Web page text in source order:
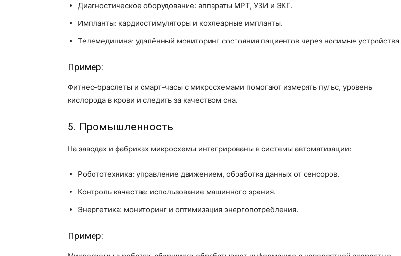
Диагностическое оборудование: аппараты МРТ, УЗИ и ЭКГ.
Импланты: кардиостимуляторы и кохлеарные импланты.
Телемедицина: удалённый мониторинг состояния пациентов через носимые устройства.
Пример:
Фитнес-браслеты и смарт-часы с микросхемами помогают измерять пульс, уровень
кислорода в крови и следить за качеством сна.
5. Промышленность
На заводах и фабриках микросхемы интегрированы в системы автоматизации:
Робототехника: управление движением, обработка данных от сенсоров.
Контроль качества: использование машинного зрения.
Энергетика: мониторинг и оптимизация энергопотребления.
Пример: